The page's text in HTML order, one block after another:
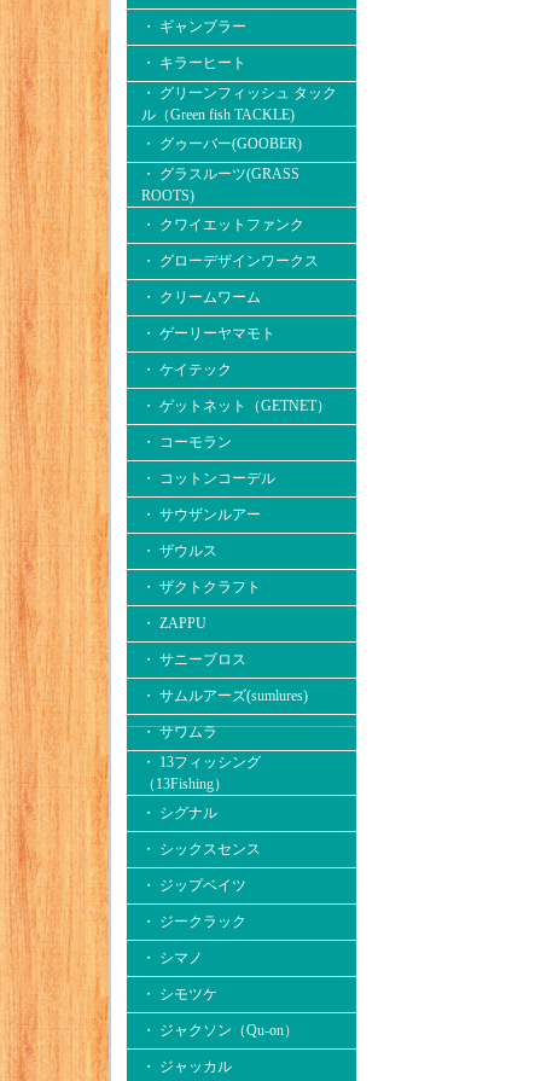
・ ギャンブラー
・ キラーヒート
・ グリーンフィッシュ タック
ル（Green fish TACKLE)
・ グゥーバー(GOOBER)
・ グラスルーツ(GRASS
ROOTS)
・ クワイエットファンク
・ グローデザインワークス
・ クリームワーム
・ ゲーリーヤマモト
・ ケイテック
・ ゲットネット（GETNET）
・ コーモラン
・ コットンコーデル
・ サウザンルアー
・ ザウルス
・ ザクトクラフト
・ ZAPPU
・ サニーブロス
・ サムルアーズ(sumlures)
・ サワムラ
・ 13フィッシング
（13Fishing）
・ シグナル
・ シックスセンス
・ ジップベイツ
・ ジークラック
・ シマノ
・ シモツケ
・ ジャクソン（Qu-on）
・ ジャッカル